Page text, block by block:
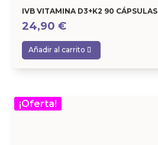
IVB VITAMINA D3+K2 90 CÁPSULAS
24,90€
Añadir al carrito
¡Oferta!